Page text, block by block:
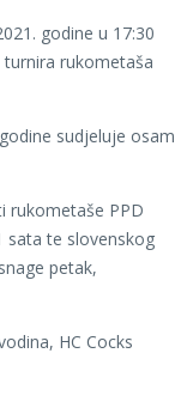
godine u 17:30
rukometaša
sudjeluje osam
rukometaše PPD
sata te slovenskog
petak,
HC Cocks